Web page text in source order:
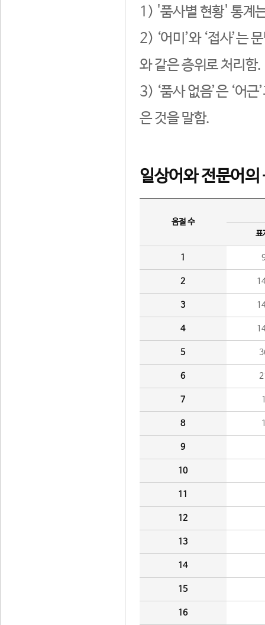
1) '품사별 현황' 통계
2) ‘어미’와 ‘접사’는
와 같은 층위로 처리함.
3) ‘품사 없음’은 ‘어
은 것을 말함.
일상어와 전문어의
음절 수
표
1
2
3
4
5
6
7
8
9
10
11
12
13
14
15
16